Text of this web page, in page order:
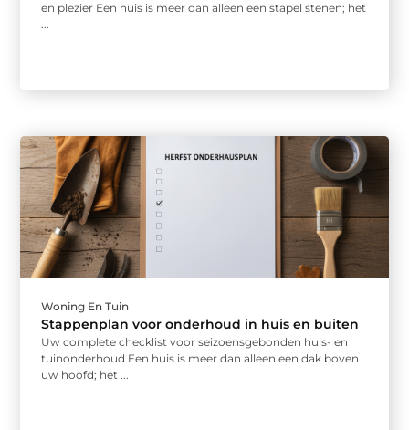
en plezier Een huis is meer dan alleen een stapel stenen; het
...
Woning En Tuin
Stappenplan voor onderhoud in huis en buiten
Uw complete checklist voor seizoensgebonden huis- en
tuinonderhoud Een huis is meer dan alleen een dak boven
uw hoofd; het ...